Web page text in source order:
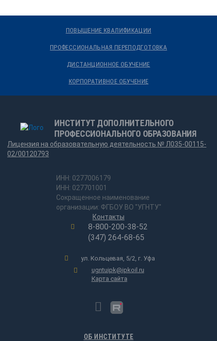
ПОВЫШЕНИЕ КВАЛИФИКАЦИИ
ПРОФЕССИОНАЛЬНАЯ ПЕРЕПОДГОТОВКА
ДИСТАНЦИОННОЕ ОБУЧЕНИЕ
КОРПОРАТИВНОЕ ОБУЧЕНИЕ
ИНСТИТУТ ДОПОЛНИТЕЛЬНОГО
ПРОФЕССИОНАЛЬНОГО ОБРАЗОВАНИЯ
Лицензия на образовательную деятельность № Л035-00115-
02/00120793
ИНН: 0277006179
ИНН: 027701001
Сокращенное наименование
организации: ФГБОУ ВО "УГНТУ"
Контакты
8-800-200-38-52
(347) 264-68-65
ул. Кольцевая, 5/2, г. Уфа
ugntuipk@ipkoil.ru
Карта сайта
ОБ ИНСТИТУТЕ